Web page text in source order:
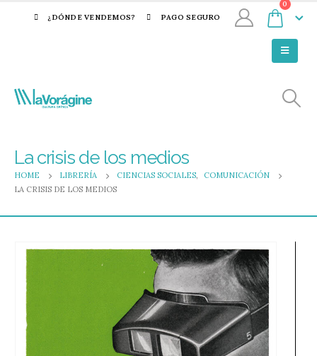
¿DÓNDE VENDEMOS? PAGO SEGURO
0
La crisis de los medios
HOME LIBRERÍA CIENCIAS SOCIALES,
COMUNICACIÓN
LA CRISIS DE LOS MEDIOS